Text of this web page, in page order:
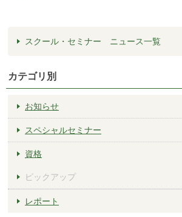
スクール・セミナー ニュース一覧
カテゴリ別
お知らせ
スペシャルセミナー
資格
ピックアップ
レポート